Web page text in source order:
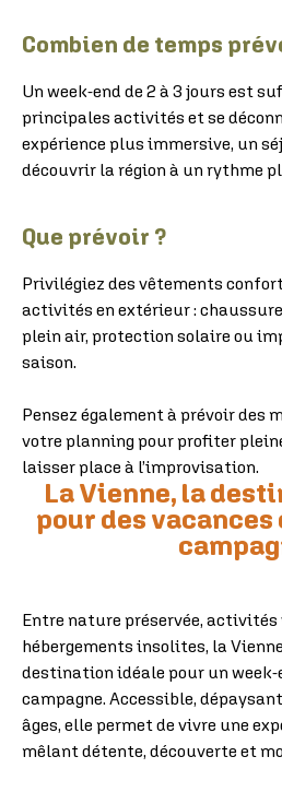
Combien de temps
Un week-end de 2 à 3 jours est
principales activités et se
expérience plus immersive, un
découvrir la région à un rythme
Que prévoir ?
Privilégiez des vêtements
activités en extérieur :
plein air, protection solaire ou
saison.
Pensez également à prévoir des
votre planning pour profiter
laisser place à l’improvisation.
La Vienne, la
pour des
Entre nature préservée, activités
hébergements insolites, la
destination idéale pour un
campagne. Accessible,
âges, elle permet de vivre une
mêlant détente, découverte et